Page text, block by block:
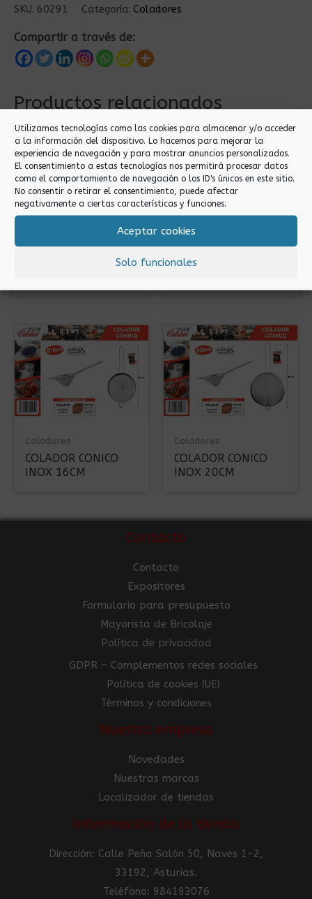
Utilizamos tecnologías como las cookies para almacenar y/o acceder
a la información del dispositivo. Lo hacemos para mejorar la
experiencia de navegación y para mostrar anuncios personalizados.
El consentimiento a estas tecnologías nos permitirá procesar datos
como el comportamiento de navegación o los ID's únicos en este sitio.
No consentir o retirar el consentimiento, puede afectar
negativamente a ciertas características y funciones.
Aceptar cookies
Solo funcionales
SKU: 60291 Categoría: Coladores
Compartir a través de:
Productos relacionados
Coladores
COLADOR FRANELA
Coladores
COLADOR CONICO
Coladores
COLADOR CONICO
INOX 16CM
Coladores
COLADOR CONICO
INOX 20CM
Contacto
Contacto
Expositores
Formulario para presupuesto
Mayorista de Bricolaje
Política de privacidad
GDPR – Complementos redes sociales
Política de cookies (UE)
Términos y condiciones
Nuestra empresa
Novedades
Nuestras marcas
Localizador de tiendas
Información de la tienda
Dirección: Calle Peña Salón 50, Naves 1-2,
33192, Asturias.
Teléfono: 984193076